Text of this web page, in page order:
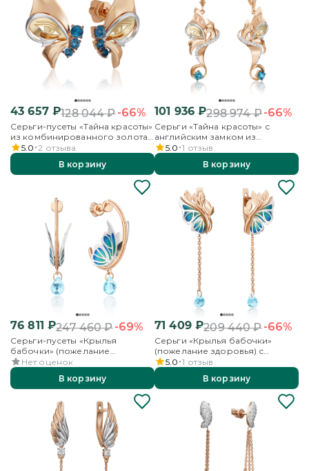
43 657₽128 044₽-66%
Серьги-пусеты «Тайна красоты»
из комбинированного золота
с топазами
5.0 2 отзыва
В корзину
101 936 ₽298 974₽-66%
Серьги «Тайна красоты» с
английским замком из
комбинированного золота с
топазом и бесцветными
топазами
5.0 1 отзыв
В корзину
76 811 ₽247 460₽-69%
Серьги-пусеты «Крылья
бабочки» (пожелание
здоровья) из
комбинированного золота с
топазом и эмалью
Нет оценок
В корзину
71 409₽209 440₽-66%
Серьги «Крылья бабочки»
(пожелание здоровья) с
английским замком из
комбинированного золота с
топазом и эмалью
5.0 1 отзыв
В корзину